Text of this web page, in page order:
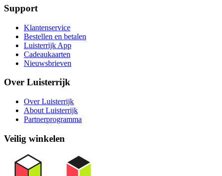
Support
Klantenservice
Bestellen en betalen
Luisterrijk App
Cadeaukaarten
Nieuwsbrieven
Over Luisterrijk
Over Luisterrijk
About Luisterrijk
Partnerprogramma
Veilig winkelen